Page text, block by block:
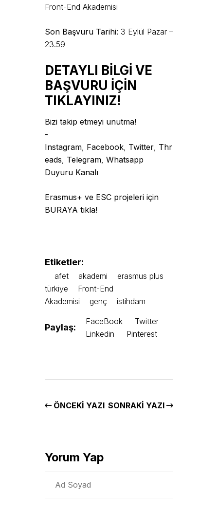
Front-End Akademisi
Son Başvuru Tarihi: 3 Eylül Pazar –
23.59
DETAYLI BİLGİ VE
BAŞVURU İÇİN
TIKLAYINIZ!
Bizi takip etmeyi unutma!
-
Instagram Facebook Twitter Thr
eads Telegram Whatsapp
Duyuru Kanalı
Erasmus+ ve ESC projeleri için
BURAYA tıkla!
Etiketler:
afet akademi
erasmus plus
türkiye
Front-End
Akademisi
genç istihdam
Paylaş:
FaceBook
Twitter
Linkedin
Pinterest
ÖNCEKI YAZI SONRAKI YAZI
Yorum Yap